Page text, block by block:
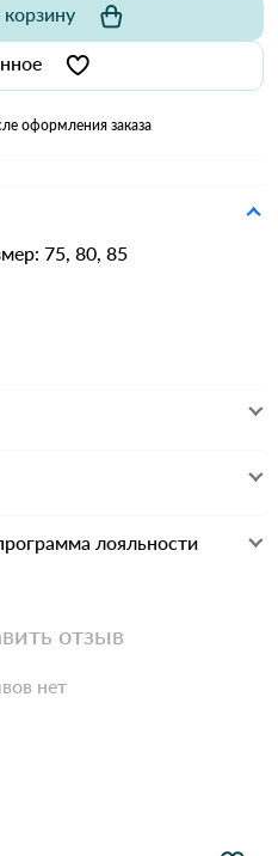
оформления заказа
75, 80, 85
лояльности
отзыв
нет